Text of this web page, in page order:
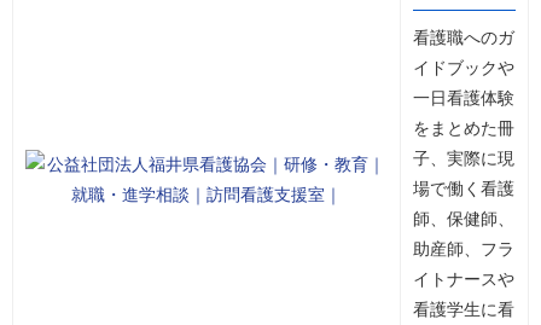
看護職へのガ
イドブックや
一日看護体験
をまとめた冊
子、実際に現
場で働く看護
師、保健師、
助産師、フラ
イトナースや
看護学生に看